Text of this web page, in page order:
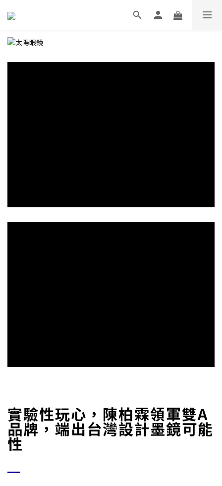
實驗性玩心，陳柏霖領軍雙A
品牌，端出台灣設計墨鏡可能
性